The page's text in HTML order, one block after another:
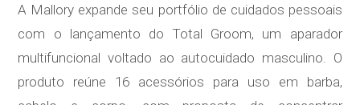
A Mallory expande seu portfólio de cuidados pessoais
com o lançamento do Total Groom, um aparador
multifuncional voltado ao autocuidado masculino. O
produto reúne 16 acessórios para uso em barba,